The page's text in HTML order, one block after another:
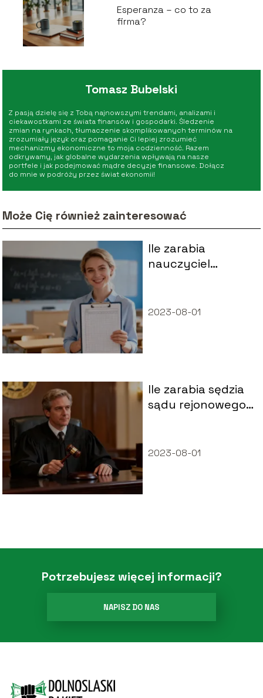
Esperanza – co to za
firma?
Tomasz Bubelski
Z pasją dzielę się z Tobą najnowszymi trendami, analizami i
ciekawostkami ze świata finansów i gospodarki. Śledzenie
zmian na rynkach, tłumaczenie skomplikowanych terminów na
zrozumiały język oraz pomaganie Ci lepiej zrozumieć
mechanizmy ekonomiczne to moja codzienność. Razem
odkrywamy, jak globalne wydarzenia wpływają na nasze
portfele i jak podejmować mądre decyzje finansowe. Dołącz
do mnie w podróży przez świat ekonomii!
Może Cię również zainteresować
Ile zarabia
nauczyciel
stawki
2023-08-01
Ile zarabia sędzia
sądu rejonowego?
2023-08-01
Potrzebujesz więcej informacji?
NAPISZ DO NAS